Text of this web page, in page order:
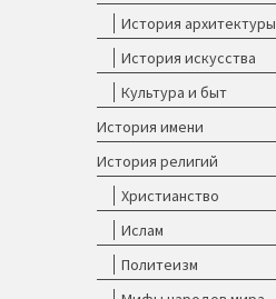
История архитектуры
История искусства
Культура и быт
История имени
История религий
Христианство
Ислам
Политеизм